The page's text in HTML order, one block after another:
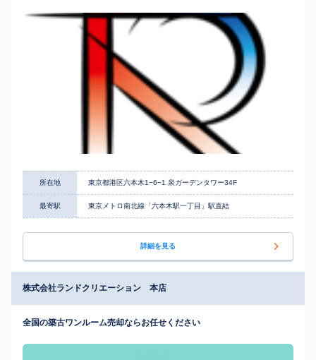
所在地 東京都港区六本木1−6−1 泉ガーデンタワー34F
最寄駅 東京メトロ南北線「六本木駅一丁目」駅直結
詳細を見る
株式会社ランドクリエーション 本店
全国の築古ワンルーム売却ならお任せください